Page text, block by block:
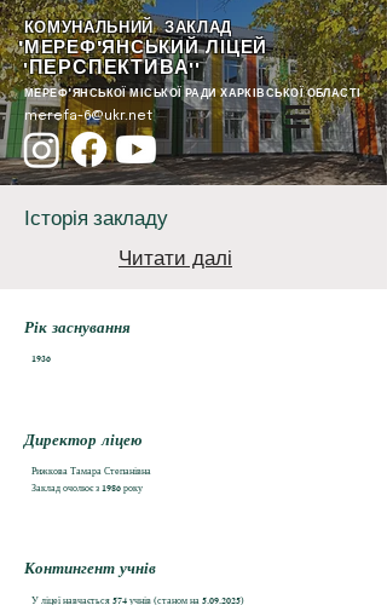
КОМУНАЛЬНИЙ ЗАКЛАД
"МЕРЕФ'ЯНСЬКИЙ ЛІЦЕЙ
"ПЕРСПЕКТИВА""
МЕРЕФ'ЯНСЬКОЇ МІСЬКОЇ РАДИ ХАРКІВСЬКОЇ ОБЛАСТІ
merefa-6@ukr.net
Історія закладу
Читати далі
Рік заснування
1936
Директор ліцею
Рижкова Тамара Степанівна
Заклад очолює з 1986 року
Контингент учнів